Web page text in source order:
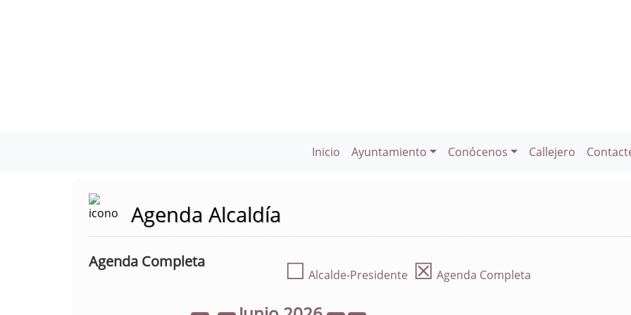
Inicio Ayuntamiento Conócenos Callejero
Agenda Alcaldía
Agenda Completa ☐ Alcalde-Presidente ☒ Agenda Completa